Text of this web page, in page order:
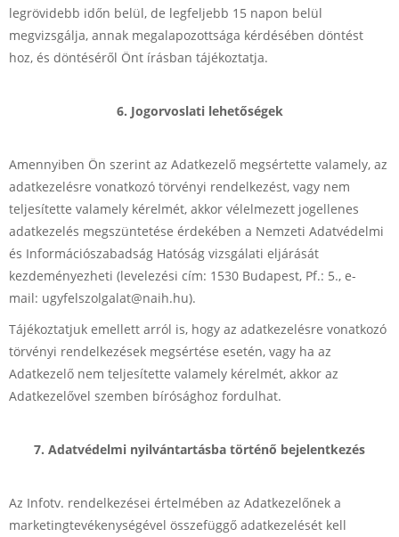
legrövidebb időn belül, de legfeljebb 15 napon belül
megvizsgálja, annak megalapozottsága kérdésében döntést
hoz, és döntéséről Önt írásban tájékoztatja.
6. Jogorvoslati lehetőségek
Amennyiben Ön szerint az Adatkezelő megsértette valamely, az
adatkezelésre vonatkozó törvényi rendelkezést, vagy nem
teljesítette valamely kérelmét, akkor vélelmezett jogellenes
adatkezelés megszüntetése érdekében a Nemzeti Adatvédelmi
és Információszabadság Hatóság vizsgálati eljárását
kezdeményezheti (levelezési cím: 1530 Budapest, Pf.: 5., e-
mail: ugyfelszolgalat@naih.hu).
Tájékoztatjuk emellett arról is, hogy az adatkezelésre vonatkozó
törvényi rendelkezések megsértése esetén, vagy ha az
Adatkezelő nem teljesítette valamely kérelmét, akkor az
Adatkezelővel szemben bírósághoz fordulhat.
7. Adatvédelmi nyilvántartásba történő bejelentkezés
Az Infotv. rendelkezései értelmében az Adatkezelőnek a
marketingtevékenységével összefüggő adatkezelését kell